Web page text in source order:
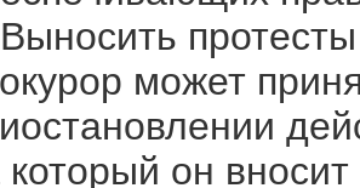
может
который он вносит